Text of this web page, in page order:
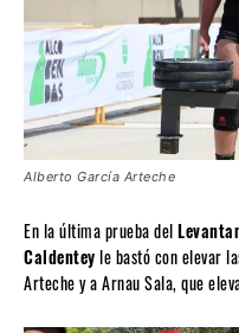
Alberto García Arteche
En la última prueba del
Caldenteyle bastó con elevar
Arteche y a Arnau Sala, que